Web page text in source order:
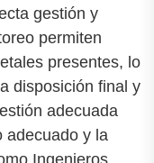
gestión y
permiten
presentes, lo
disposición final y
adecuada
adecuado y la